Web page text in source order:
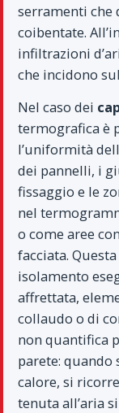
serramenti che
coibentate.
infiltrazioni
che incidono
Nel caso dei
termografica è
l’uniformità
dei pannelli, i
fissaggio e le
nel
o come aree
facciata.
isolamento
affrettata,
collaudo o di
non quantifica
parete:
calore, si
tenuta all’aria